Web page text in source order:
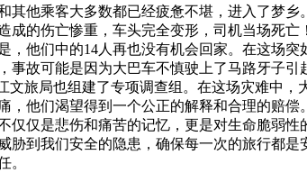
他乘客大多数都已经疲惫不堪，进入了梦
的伤亡惨重，车头完全变形，司机当场死
他们中的14人再也没有机会回家。在这场
故可能是因为大巴车不慎驶上了马路牙子
旅局也组建了专项调查组。在这场灾难中
他们渴望得到一个公正的解释和合理的赔
仅是悲伤和痛苦的记忆，更是对生命脆弱
到我们安全的隐患，确保每一次的旅行都
。